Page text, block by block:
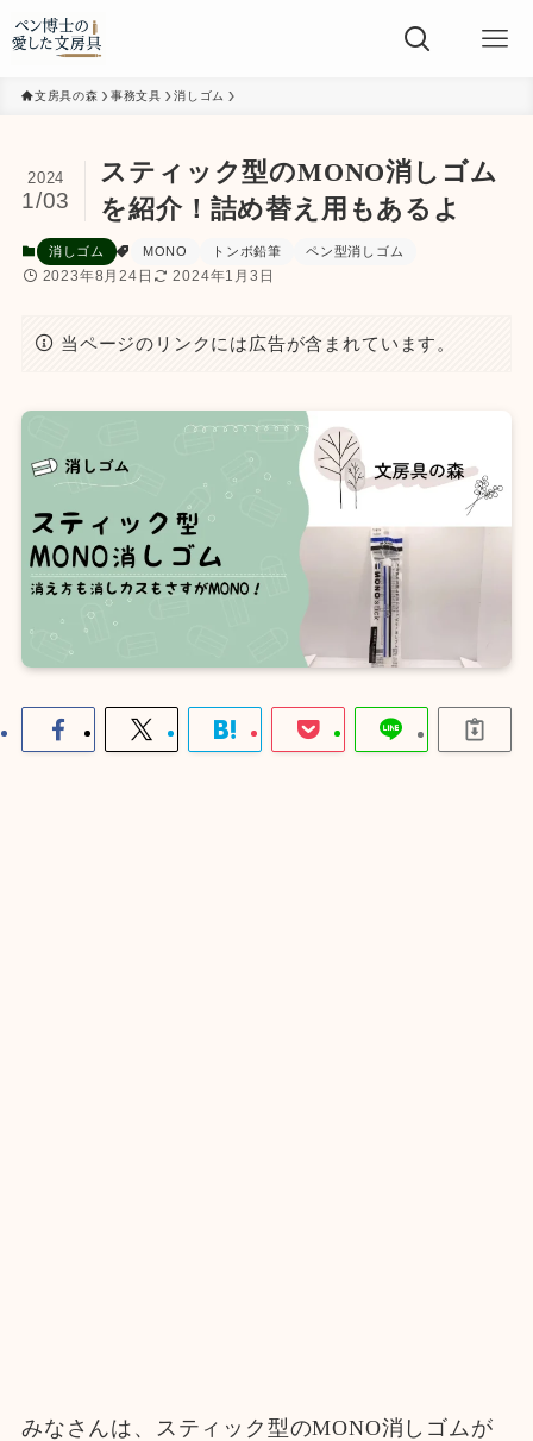
文房具の森 事務文具 消しゴム
スティック型のMONO消しゴム
を紹介！詰め替え用もあるよ
2024
1/03
消しゴム MONO トンボ鉛筆 ペン型消しゴム
2023年8月24日 2024年1月3日
当ページのリンクには広告が含まれています。
みなさんは、スティック型のMONO消しゴムが